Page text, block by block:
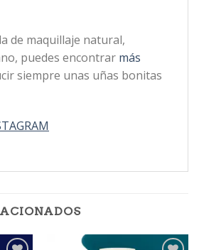
de maquillaje natural,
puedes encontrar más
siempre unas uñas bonitas